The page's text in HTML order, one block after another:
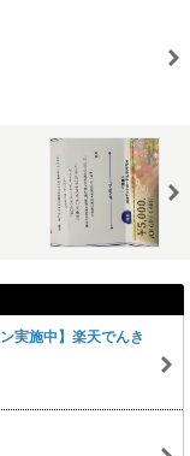
実施中】楽天でんき